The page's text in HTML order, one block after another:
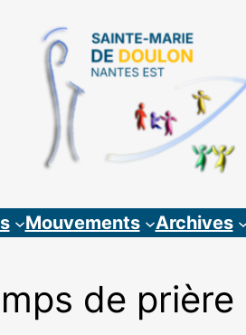
Mouvements Archives
de prière